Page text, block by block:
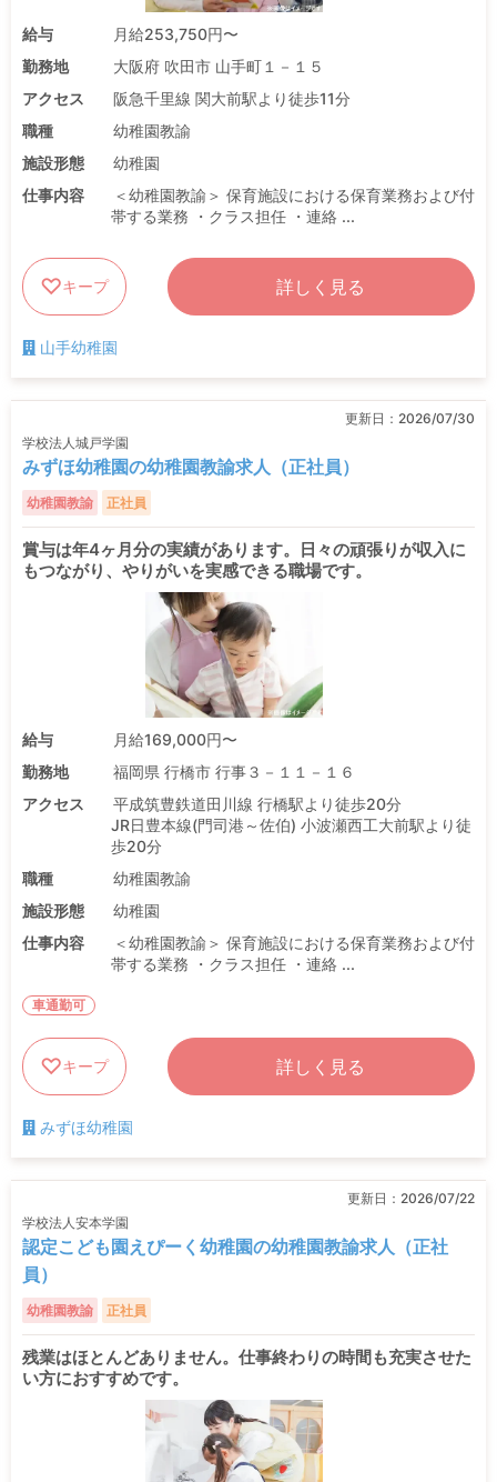
給与
月給253,750円〜
勤務地
大阪府 吹田市 山手町１－１５
アクセス
阪急千里線 関大前駅より徒歩11分
職種
幼稚園教諭
施設形態
幼稚園
仕事内容
＜幼稚園教諭＞ 保育施設における保育業務および付
帯する業務 ・クラス担任 ・連絡 ...
キープ 詳しく見る
山手幼稚園
更新日： 2026/07/30
学校法人城戸学園
みずほ幼稚園の幼稚園教諭求人（正社員）
幼稚園教諭 正社員
賞与は年4ヶ月分の実績があります。日々の頑張りが収入に
もつながり、やりがいを実感できる職場です。
給与
月給169,000円〜
勤務地
福岡県 行橋市 行事３－１１－１６
アクセス
平成筑豊鉄道田川線 行橋駅より徒歩20分
JR日豊本線(門司港～佐伯) 小波瀬西工大前駅より徒
歩20分
職種
幼稚園教諭
施設形態
幼稚園
仕事内容
＜幼稚園教諭＞ 保育施設における保育業務および付
帯する業務 ・クラス担任 ・連絡 ...
車通勤可
キープ 詳しく見る
みずほ幼稚園
更新日： 2026/07/22
学校法人安本学園
認定こども園えぴーく幼稚園の幼稚園教諭求人（正社
員）
幼稚園教諭 正社員
残業はほとんどありません。仕事終わりの時間も充実させた
い方におすすめです。